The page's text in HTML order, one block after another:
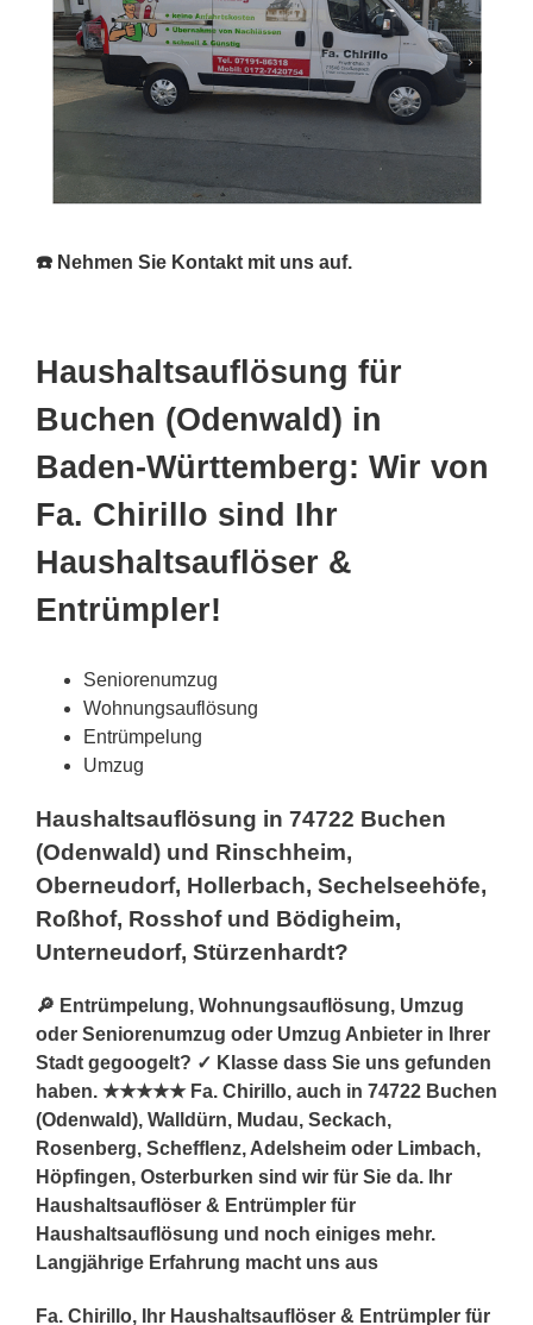
☎️ Nehmen Sie Kontakt mit uns auf.
Haushaltsauflösung für
Buchen (Odenwald) in
Baden-Württemberg: Wir von
Fa. Chirillo sind Ihr
Haushaltsauflöser &
Entrümpler!
Seniorenumzug
Wohnungsauflösung
Entrümpelung
Umzug
Haushaltsauflösung in 74722 Buchen
(Odenwald) und Rinschheim,
Oberneudorf, Hollerbach, Sechelseehöfe,
Roßhof, Rosshof und Bödigheim,
Unterneudorf, Stürzenhardt?
🔎 Entrümpelung, Wohnungsauflösung, Umzug
oder Seniorenumzug oder Umzug Anbieter in Ihrer
Stadt gegoogelt? ✓ Klasse dass Sie uns gefunden
haben. ★★★★★ Fa. Chirillo, auch in 74722 Buchen
(Odenwald), Walldürn, Mudau, Seckach,
Rosenberg, Schefflenz, Adelsheim oder Limbach,
Höpfingen, Osterburken sind wir für Sie da. Ihr
Haushaltsauflöser & Entrümpler für
Haushaltsauflösung und noch einiges mehr.
Langjährige Erfahrung macht uns aus
Fa. Chirillo, Ihr Haushaltsauflöser & Entrümpler für